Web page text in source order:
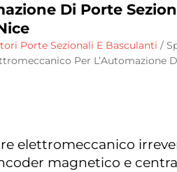
Di Porte
Porte Sezionali E Basculanti /
Per L’Automazione
elettromeccanico
magnetico e